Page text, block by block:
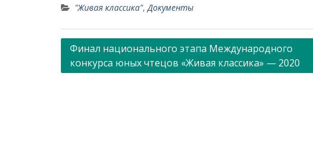
"Живая классика",Документы
Навигация
по
Финал национального этапа Международного
конкурса юных чтецов «Живая классика» — 2020